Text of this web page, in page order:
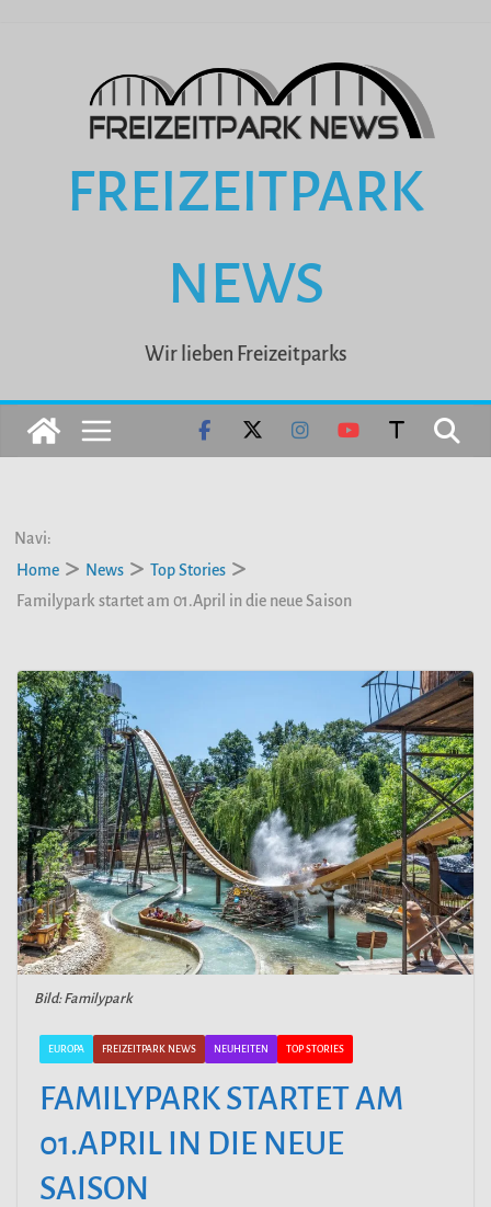
FREIZEITPARK
NEWS
Wir lieben Freizeitparks
Navi:
Home
News
Top Stories
Familypark startet am 01.April in die neue Saison
Bild: Familypark
EUROPA FREIZEITPARK NEWS NEUHEITEN TOP STORIES
FAMILYPARK STARTET AM
01.APRIL IN DIE NEUE
SAISON